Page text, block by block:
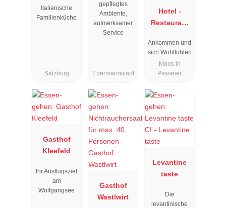
Italienische
Familienküche
Salzburg
gepflegtes
Ambiente,
aufmerksamer
Service
Ebermannstadt
Hotel -
Restaurant
Ankommen und
sich Wohlfühlen
Moos in
Passeier
Gasthof
Kleefeld
Ihr Ausflugsziel
am
Wolfgangsee
Gasthof
Wastlwirt
Levantine
taste
Die
levantinische